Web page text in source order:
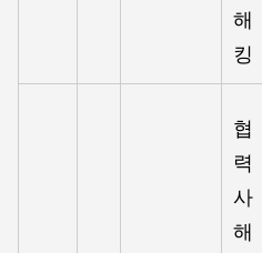
해
킹
협
력
사
해